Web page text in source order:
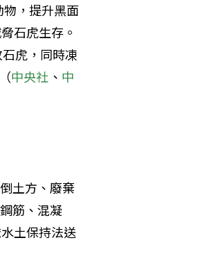
，提升黑面
石虎生存。
虎，同時凍
中央社 、 中
土方、廢棄
筋、混凝
土保持法送